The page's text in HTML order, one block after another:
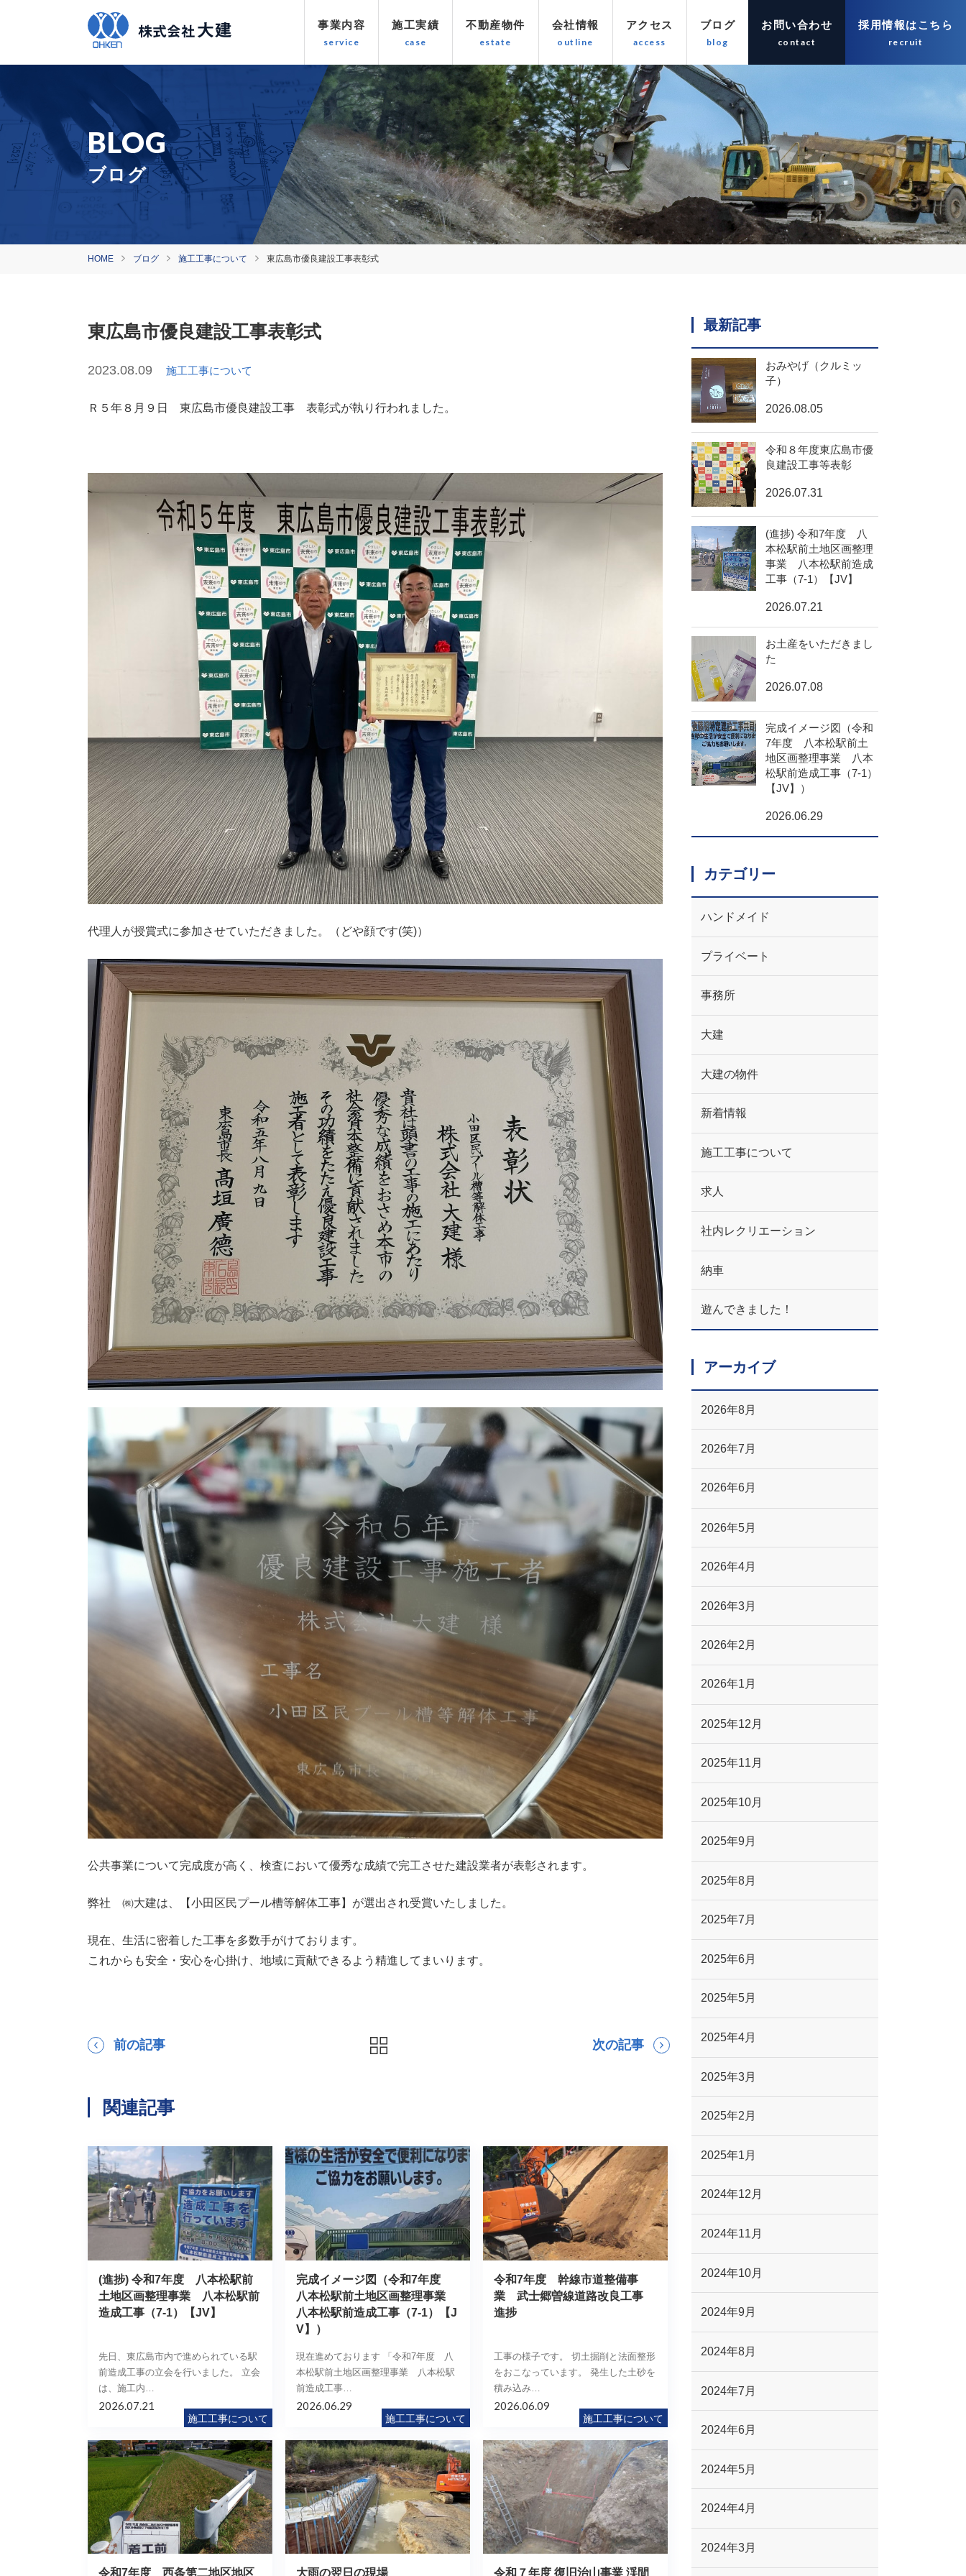
事業内容 施工実績 不動産物件 会社情報 アクセス ブログ お問い合わせ 採用情報はこちら
ブログ
HOME ブログ 施工工事について 東広島市優良建設工事表彰式
東広島市優良建設工事表彰式
2023.08.09 施工工事について
Ｒ５年８月９日 東広島市優良建設工事 表彰式が執り行われました。
代理人が授賞式に参加させていただきました。（どや顔です(笑)）
公共事業について完成度が高く、検査において優秀な成績で完工させた建設業者が表彰されます。
弊社 ㈱大建は、【小田区民プール槽等解体工事】が選出され受賞いたしました。
現在、生活に密着した工事を多数手がけております。
これからも安全・安心を心掛け、地域に貢献できるよう精進してまいります。
前の記事 次の記事
関連記事
(進捗) 令和7年度 八本松駅前
土地区画整理事業 八本松駅前
造成工事（7-1）【JV】
先日、東広島市内で進められている駅
前造成工事の立会を行いました。 立会
は、施工内…
施工工事について
2026.07.21
完成イメージ図（令和7年度
八本松駅前土地区画整理事業
八本松駅前造成工事（7-1）【J
V】）
現在進めております 「令和7年度 八
本松駅前土地区画整理事業 八本松駅
前造成工事…
施工工事について
2026.06.29
令和7年度 幹線市道整備事
業 武士郷曽線道路改良工事
進捗
工事の様子です。 切土掘削と法面整形
をおこなっています。 発生した土砂を
積み込み…
施工工事について
2026.06.09
令和7年度 西条第二地区地区 大雨の翌日の現場 令和７年度 復旧治山事業 渓間
最新記事
おみやげ（クルミッ
子）
2026.08.05
令和８年度東広島市優
良建設工事等表彰
2026.07.31
(進捗) 令和7年度 八
本松駅前土地区画整理
事業 八本松駅前造成
工事（7-1）【JV】
2026.07.21
お土産をいただきまし
た
2026.07.08
完成イメージ図（令和
7年度 八本松駅前土
地区画整理事業 八本
松駅前造成工事（7-1）
【JV】）
2026.06.29
カテゴリー
ハンドメイド
プライベート
事務所
大建
大建の物件
新着情報
施工工事について
求人
社内レクリエーション
納車
遊んできました！
アーカイブ
2026年8月
2026年7月
2026年6月
2026年5月
2026年4月
2026年3月
2026年2月
2026年1月
2025年12月
2025年11月
2025年10月
2025年9月
2025年8月
2025年7月
2025年6月
2025年5月
2025年4月
2025年3月
2025年2月
2025年1月
2024年12月
2024年11月
2024年10月
2024年9月
2024年8月
2024年7月
2024年6月
2024年5月
2024年4月
2024年3月